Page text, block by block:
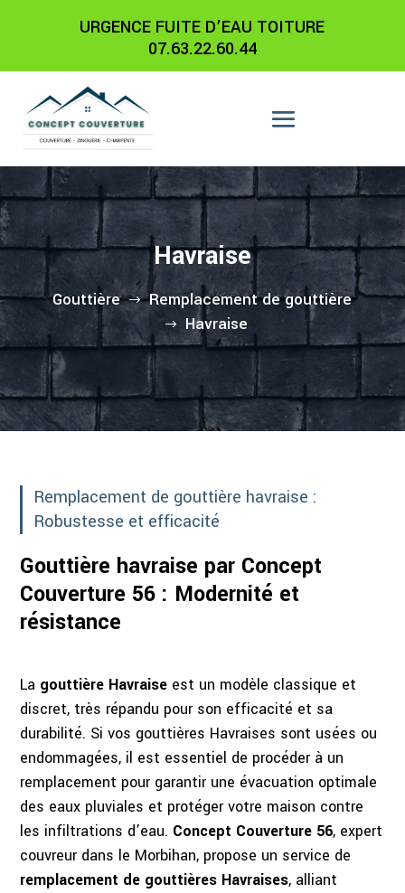
URGENCE FUITE D’EAU TOITURE
07.63.22.60.44
Havraise
Gouttière $ Remplacement de gouttière
$ Havraise
Remplacement de gouttière havraise :
Robustesse et efficacité
Gouttière havraise par Concept
Couverture 56 : Modernité et
résistance
La gouttière Havraise est un modèle classique et
discret, très répandu pour son efficacité et sa
durabilité. Si vos gouttières Havraises sont usées ou
endommagées, il est essentiel de procéder à un
remplacement pour garantir une évacuation optimale
des eaux pluviales et protéger votre maison contre
les infiltrations d’eau. Concept Couverture 56, expert
couvreur dans le Morbihan, propose un service de
remplacement de gouttières Havraises, alliant